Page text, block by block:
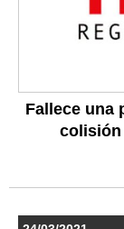
Fallece una
colisión